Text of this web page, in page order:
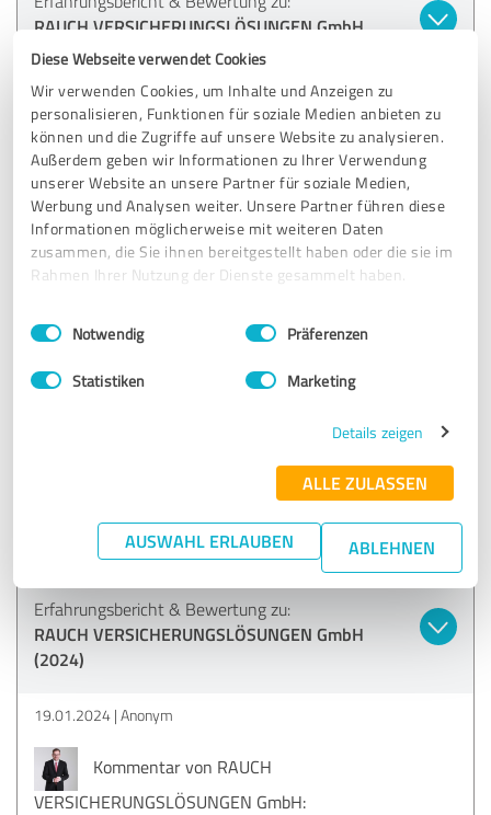
Diese Webseite verwendet Cookies
Wir verwenden Cookies, um Inhalte und Anzeigen zu
personalisieren, Funktionen für soziale Medien anbieten zu
können und die Zugriffe auf unsere Website zu analysieren.
Außerdem geben wir Informationen zu Ihrer Verwendung
unserer Website an unsere Partner für soziale Medien,
Werbung und Analysen weiter. Unsere Partner führen diese
Informationen möglicherweise mit weiteren Daten
zusammen, die Sie ihnen bereitgestellt haben oder die sie im
Rahmen Ihrer Nutzung der Dienste gesammelt haben.
Impressum Datenschutzbestimmungen
Einwilligungsauswahl
Notwendig Präferenzen
Statistiken Marketing
Details zeigen
ALLE ZULASSEN
AUSWAHL ERLAUBEN ABLEHNEN
RAUCH VERSICHERUNGSLÖSUNGEN GmbH
(2024)
25.01.2024 Anonym
Kommentar von RAUCH
VERSICHERUNGSLÖSUNGEN GmbH:
Besten Dank. Auch wenn es mal etwas länger dauert:
Wir bleiben immer dran, um die Angelegenheit zu
regeln.
5,00 von 5
Empfehlung
Kompetent, zuverlässig, freundlich. Herr Rauch zeigt
Wort „Lösungen“ im Firmennamen ist Programm! Danke!!
Erfahrungsbericht & Bewertung zu:
RAUCH VERSICHERUNGSLÖSUNGEN GmbH
(2024)
19.01.2024 Anonym
Kommentar von RAUCH
VERSICHERUNGSLÖSUNGEN GmbH: